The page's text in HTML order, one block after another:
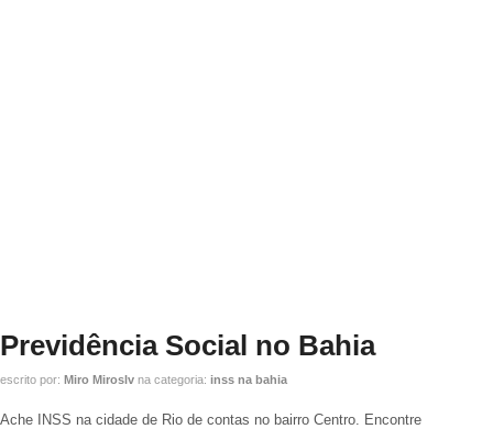
Previdência Social no Bahia
escrito por: Miro Miroslv na categoria: inss na bahia
Ache INSS na cidade de Rio de contas no bairro Centro. Encontre